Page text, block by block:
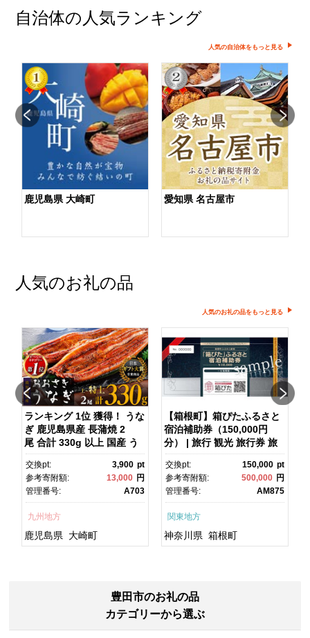
自治体の人気ランキング
人気の自治体をもっと見る
鹿児島県 大崎町 愛知県 名古屋市
人気のお礼の品
人気のお礼の品をもっと見る
ランキング 1位 獲得！ うな
ぎ 鹿児島県産 長蒲焼 2
尾 合計 330g 以上 国産 う
なぎ 鰻 ウナギ 蒲焼き 蒲
焼 かばやき 魚 魚介 魚貝 海
鮮 うな重 ひつまぶし 蒲
焼 訳あり ギフト 人気 おす
半島 A703
交換pt: 3,900 pt
参考寄附額:
13,000 円
管理番号:
A703
九州地方
鹿児島県 大崎町
【箱根町】箱ぴたふるさと
宿泊補助券（150,000円
分） | 旅行 観光 旅行券 旅
行クーポン クーポン 箱根
町ふるさと納税 神奈川県ふ
るさと納税 神奈川県 箱根
町
交換pt: 150,000 pt
参考寄附額:
500,000 円
管理番号:
AM875
関東地方
神奈川県 箱根町
豊田市のお礼の品
カテゴリーから選ぶ